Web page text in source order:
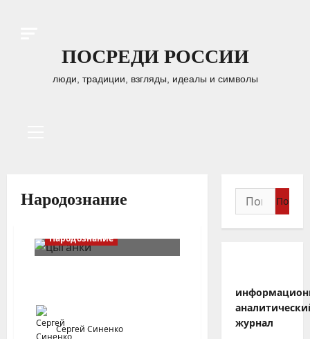
ПОСРЕДИ РОССИИ
люди, традиции, взгляды, идеалы и символы
Народознание
Народознание
Сергей Синенко
Найти:
журнал